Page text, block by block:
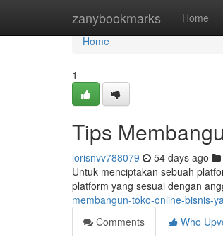
zanybookmarks Home
Home
Home
1
Tips
lorisnvv788079 54 days ago
Untuk menciptakan sebuah
platform yang sesuai dengan
membangun-toko-online-bisnis-
Comments
Who